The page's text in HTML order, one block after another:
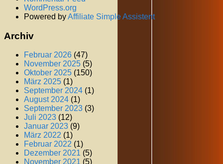
WordPress.org
Powered byAffiliate Simple Assistent
Archiv
Februar 2026 (47)
November 2025 (5)
Oktober 2025 (150)
März 2025 (1)
September 2024 (1)
August 2024 (1)
September 2023 (3)
Juli 2023 (12)
Januar 2023 (9)
März 2022 (1)
Februar 2022 (1)
Dezember 2021 (5)
November 2021 (5)